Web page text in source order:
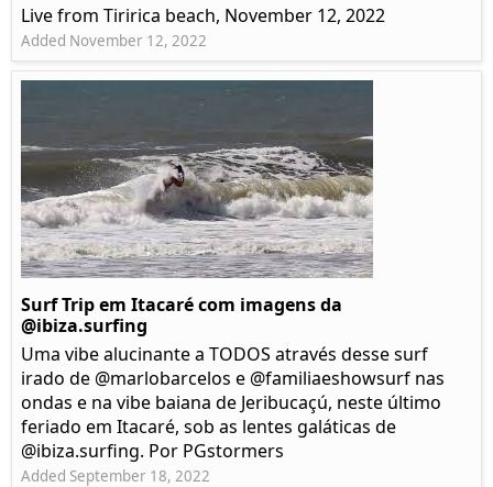
Live from Tiririca beach, November 12, 2022
Added November 12, 2022
Surf Trip em Itacaré com imagens da
@ibiza.surfing
Uma vibe alucinante a TODOS através desse surf
irado de @marlobarcelos e @familiaeshowsurf nas
ondas e na vibe baiana de Jeribucaçú, neste último
feriado em Itacaré, sob as lentes galáticas de
@ibiza.surfing. Por PGstormers
Added September 18, 2022